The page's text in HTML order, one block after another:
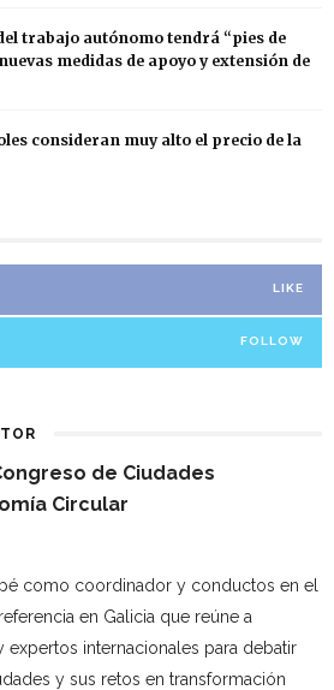
trabajo autónomo tendrá “pies de
medidas de apoyo y extensión de
consideran muy alto el precio de la
LIKE
FOLLOW
de Ciudades
Circular
como coordinador y conductos en el
en Galicia que reúne a
internacionales para debatir
y sus retos en transformación